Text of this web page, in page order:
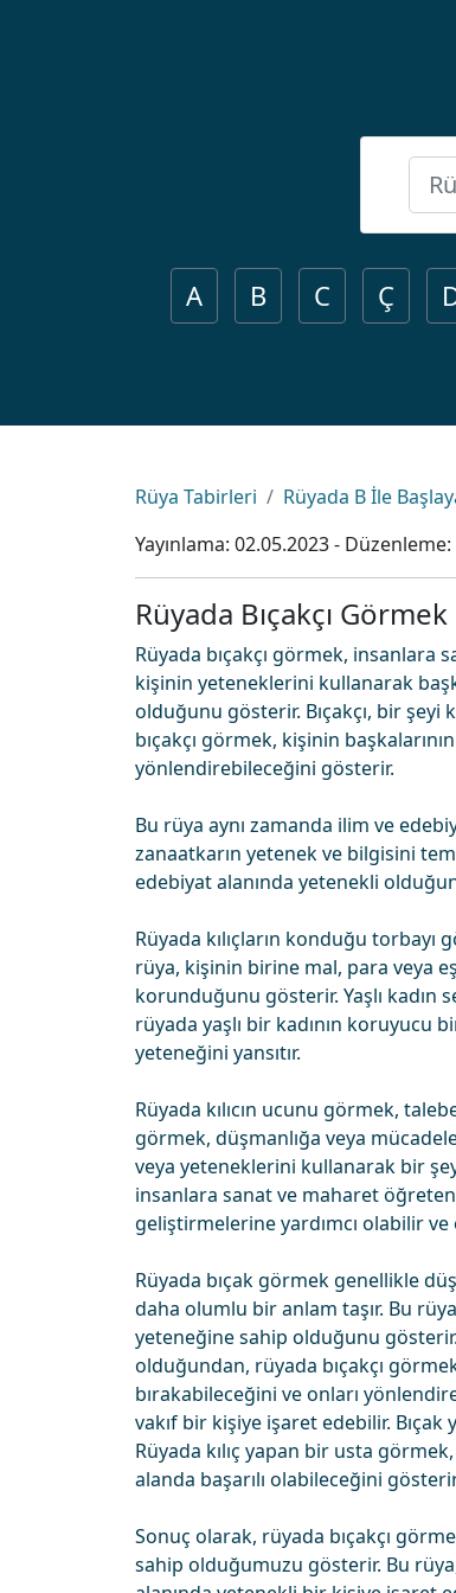
A B C Ç
Rüya Tabirleri Rüyada B İle
Yayınlama: 02.05.2023- Düzenleme:
Rüyada Bıçakçı Görmek
Rüyada bıçakçı görmek,
kişinin yeteneklerini kullanarak
olduğunu gösterir. Bıçakçı, bir
bıçakçı görmek, kişinin
yönlendirebileceğini gösterir.
Bu rüya aynı zamanda ilim ve
zanaatkarın yetenek ve bilgisini
edebiyat alanında yetenekli
Rüyada kılıçların konduğu
rüya, kişinin birine mal, para veya
korunduğunu gösterir. Yaşlı
rüyada yaşlı bir kadının koruyucu
yeteneğini yansıtır.
Rüyada kılıcın ucunu görmek,
görmek, düşmanlığa veya
veya yeteneklerini kullanarak bir
insanlara sanat ve maharet
geliştirmelerine yardımcı olabilir
Rüyada bıçak görmek genellikle
daha olumlu bir anlam taşır. Bu
yeteneğine sahip olduğunu
olduğundan, rüyada bıçakçı
bırakabileceğini ve onları
vakıf bir kişiye işaret edebilir.
Rüyada kılıç yapan bir usta
alanda başarılı olabileceğini
Sonuç olarak, rüyada bıçakçı
sahip olduğumuzu gösterir. Bu